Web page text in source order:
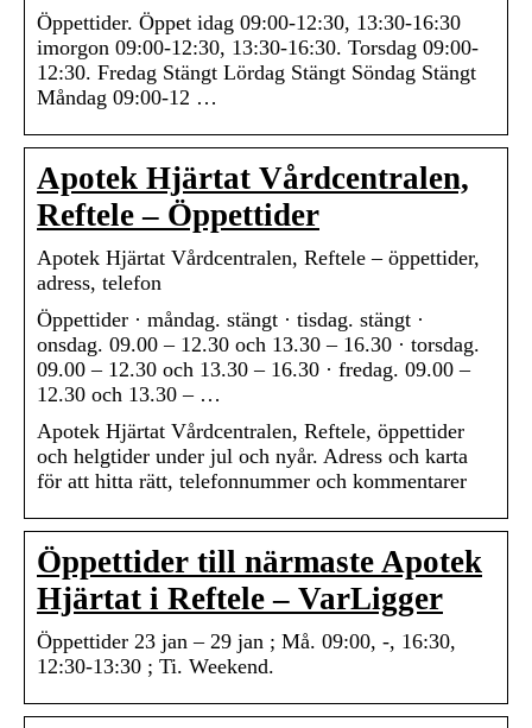
Öppettider. Öppet idag 09:00-12:30, 13:30-16:30
imorgon 09:00-12:30, 13:30-16:30. Torsdag 09:00-
12:30. Fredag Stängt Lördag Stängt Söndag Stängt
Måndag 09:00-12 …
Apotek Hjärtat Vårdcentralen,
Reftele – Öppettider
Apotek Hjärtat Vårdcentralen, Reftele – öppettider,
adress, telefon
Öppettider · måndag. stängt · tisdag. stängt ·
onsdag. 09.00 – 12.30 och 13.30 – 16.30 · torsdag.
09.00 – 12.30 och 13.30 – 16.30 · fredag. 09.00 –
12.30 och 13.30 – …
Apotek Hjärtat Vårdcentralen, Reftele, öppettider
och helgtider under jul och nyår. Adress och karta
för att hitta rätt, telefonnummer och kommentarer
Öppettider till närmaste Apotek
Hjärtat i Reftele – VarLigger
Öppettider 23 jan – 29 jan ; Må. 09:00, -, 16:30,
12:30-13:30 ; Ti. Weekend.